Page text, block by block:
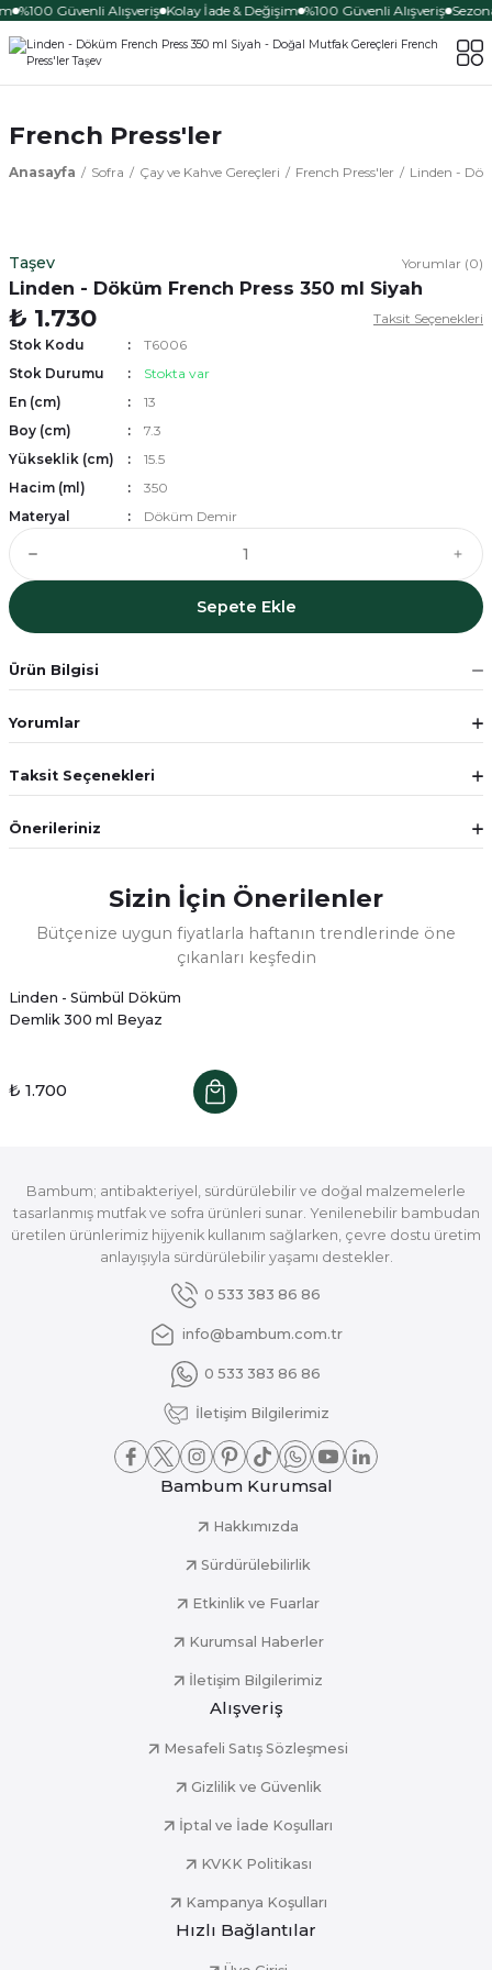
%100 Güvenli Alışveriş Kolay İade & Değişim %100 Güvenli Alışveriş
French Press'ler
Anasayfa Sofra Çay ve Kahve Gereçleri French Press'ler Linden -
Taşev Yorumlar (0)
Linden - Döküm French Press 350 ml Siyah
₺ 1.730
Taksit Seçenekleri
Stok Kodu
T6006
Stok Durumu
Stokta var
En (cm)
13
Boy (cm)
7.3
Yükseklik (cm)
15.5
Hacim (ml)
350
Materyal
Döküm Demir
Sepete Ekle
Ürün Bilgisi
Yorumlar
Taksit Seçenekleri
Önerileriniz
Sizin İçin Önerilenler
Bütçenize uygun fiyatlarla haftanın trendlerinde öne
çıkanları keşfedin
Linden - Sümbül Döküm
Demlik 300 ml Beyaz
₺ 1.700
Bambum; antibakteriyel, sürdürülebilir ve doğal malzemelerle
tasarlanmış mutfak ve sofra ürünleri sunar. Yenilenebilir bambudan
üretilen ürünlerimiz hijyenik kullanım sağlarken, çevre dostu üretim
anlayışıyla sürdürülebilir yaşamı destekler.
0 533 383 86 86
info@bambum.com.tr
0 533 383 86 86
İletişim Bilgilerimiz
Bambum Kurumsal
Hakkımızda
Sürdürülebilirlik
Etkinlik ve Fuarlar
Kurumsal Haberler
İletişim Bilgilerimiz
Alışveriş
Mesafeli Satış Sözleşmesi
Gizlilik ve Güvenlik
İptal ve İade Koşulları
KVKK Politikası
Kampanya Koşulları
Hızlı Bağlantılar